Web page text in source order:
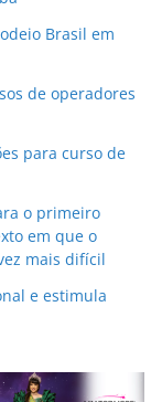
Brasil em
de operadores
para curso de
o primeiro
em que o
mais difícil
e estimula